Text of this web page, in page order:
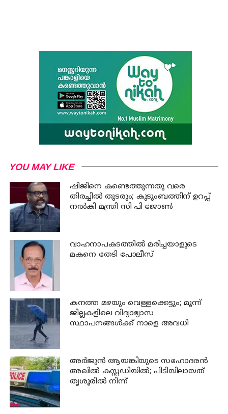
YOU MAY LIKE
ഷിജിനെ കണ്ടെത്തുന്നതു വരെ
തിരച്ചില്‍ തുടരും; കുടുംബത്തിന് ഉറപ്പ്
നല്‍കി മന്ത്രി സി പി ജോണ്‍
വാഹനാപകടത്തില്‍ മരിച്ചയാളുടെ
മകനെ തേടി പോലീസ്
കനത്ത മഴയും വെള്ളക്കെട്ടും; മൂന്ന്‌
ജില്ലകളിലെ വിദ്യാഭ്യാസ
സ്ഥാപനങ്ങള്‍ക്ക് നാളെ അവധി
അര്‍ജുന്‍ ആയങ്കിയുടെ സഹോദരന്‍
അഖില്‍ കസ്റ്റഡിയില്‍; പിടിയിലായത്
തൃശൂരില്‍ നിന്ന്